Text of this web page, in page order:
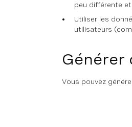
peu différente
Utiliser les
utilisateurs
Générer
Vous pouvez